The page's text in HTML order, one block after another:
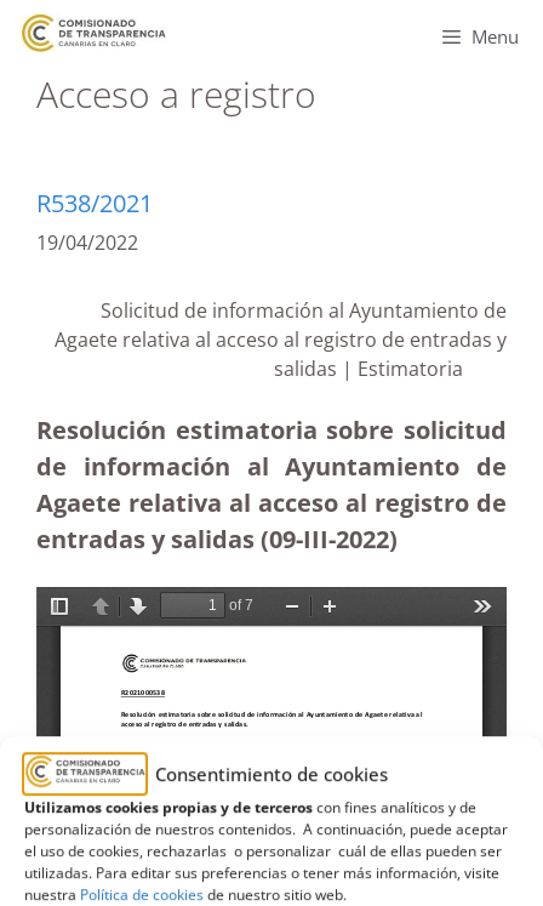
Consentimiento de cookies
Utilizamos cookies propias y de terceroscon fines analíticos y de
personalización de nuestros contenidos. A continuación, puede aceptar
el uso de cookies, rechazarlas o personalizar cuál de ellas pueden ser
utilizadas. Para editar sus preferencias o tener más información, visite
nuestra Política de cookiesde nuestro sitio web.
Menu
Acceso a registro
R538/2021
19/04/2022
Solicitud de información al Ayuntamiento de
Agaete relativa al acceso al registro de entradas y
salidas | Estimatoria
Resolución estimatoria sobre solicitud
de información al Ayuntamiento de
Agaete relativa al acceso al registro de
entradas y salidas(09-III-2022)